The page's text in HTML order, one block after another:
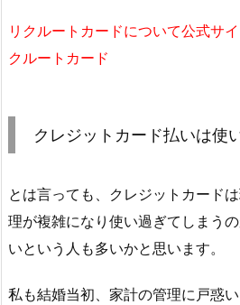
リクルートカードについて公式サ
クルートカード
クレジットカード払いは使
とは言っても、クレジットカード
理が複雑になり使い過ぎてしまう
いという人も多いかと思います。
私も結婚当初、家計の管理に戸惑